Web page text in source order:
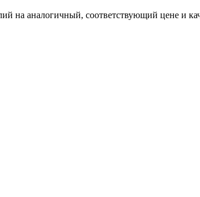
на аналогичный, соответствующий цене и